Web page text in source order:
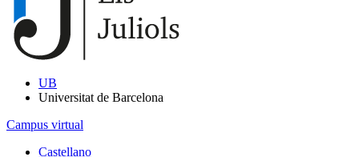
UB
Universitat de Barcelona
Campus virtual
Castellano